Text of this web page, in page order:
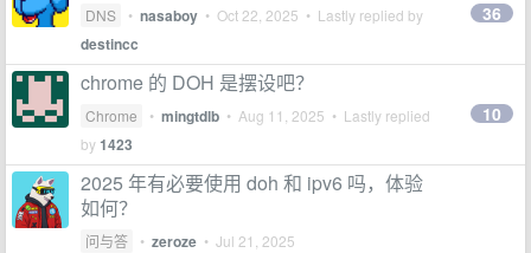
DNS • nasaboy • Oct 22, 2025 • Lastly replied by
destincc
36
chrome 的 DOH 是摆设吧？
Chrome • mingtdlb • Aug 11, 2025 • Lastly replied
by1423
10
2025 年有必要使用 doh 和 ipv6 吗，体验
如何？
问与答 • zeroze • Jul 21, 2025